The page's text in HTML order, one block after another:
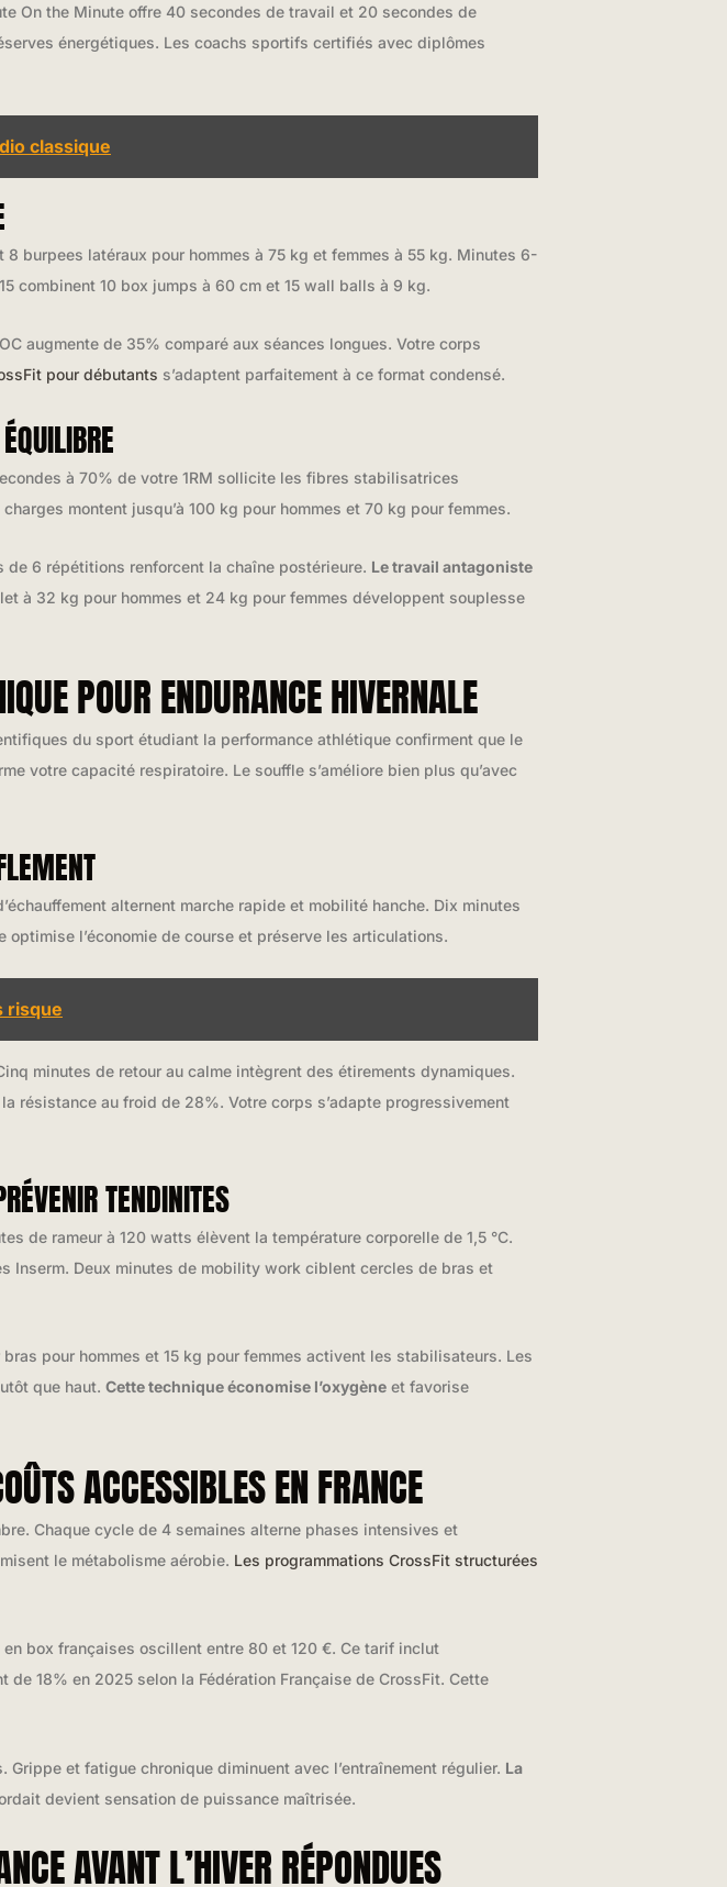
On the Minute offre 40 secondes de travail et 20 secondes de
énergétiques. Les coachs sportifs certifiés avec diplômes
classique
burpees latéraux pour hommes à 75 kg et femmes à 55 kg. Minutes 6-
combinent 10 box jumps à 60 cm et 15 wall balls à 9 kg.
augmente de 35% comparé aux séances longues. Votre corps
pour débutants s’adaptent parfaitement à ce format condensé.
à 70% de votre 1RM sollicite les fibres stabilisatrices
montent jusqu’à 100 kg pour hommes et 70 kg pour femmes.
6 répétitions renforcent la chaîne postérieure. Le travail antagoniste
à 32 kg pour hommes et 24 kg pour femmes développent souplesse
POUR ENDURANCE HIVERNALE
du sport étudiant la performance athlétique confirment que le
votre capacité respiratoire. Le souffle s’améliore bien plus qu’avec
alternent marche rapide et mobilité hanche. Dix minutes
l’économie de course et préserve les articulations.
risque
minutes de retour au calme intègrent des étirements dynamiques.
résistance au froid de 28%. Votre corps s’adapte progressivement
TENDINITES
de rameur à 120 watts élèvent la température corporelle de 1,5 °C.
Inserm. Deux minutes de mobility work ciblent cercles de bras et
pour hommes et 15 kg pour femmes activent les stabilisateurs. Les
que haut. Cette technique économise l’oxygène et favorise
ACCESSIBLES EN FRANCE
Chaque cycle de 4 semaines alterne phases intensives et
le métabolisme aérobie. Les programmations CrossFit structurées
box françaises oscillent entre 80 et 120 €. Ce tarif inclut
18% en 2025 selon la Fédération Française de CrossFit. Cette
et fatigue chronique diminuent avec l’entraînement régulier. La
devient sensation de puissance maîtrisée.
AVANT L’HIVER RÉPONDUES